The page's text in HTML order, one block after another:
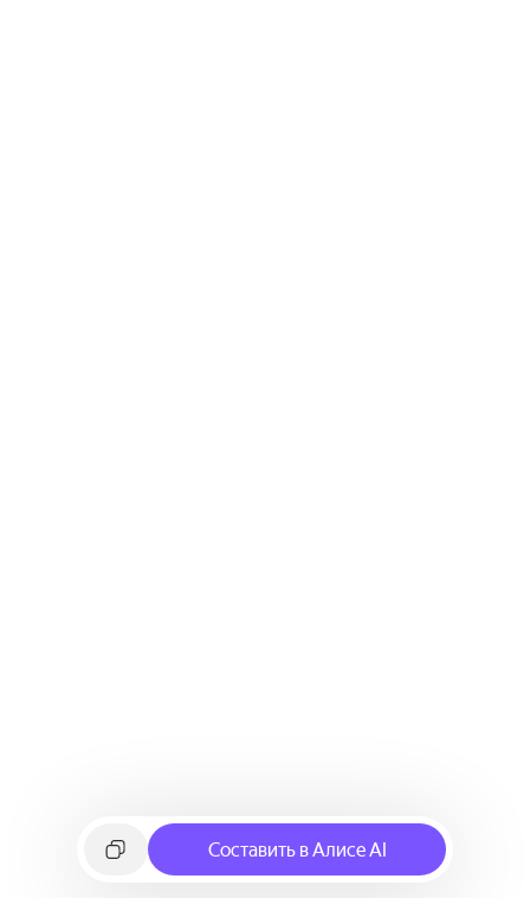
Составить в Алисе AI